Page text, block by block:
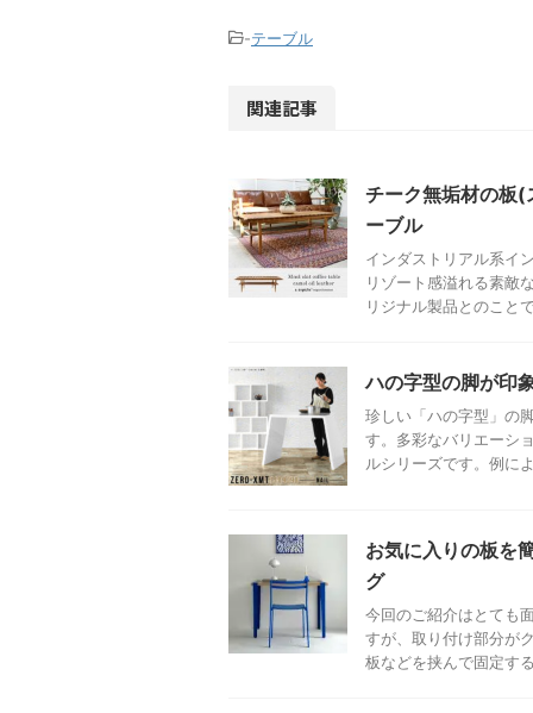
-テーブル
関連記事
チーク無垢材の板(
ーブル
インダストリアル系イ
リゾート感溢れる素敵
リジナル製品とのこと
ハの字型の脚が印
珍しい「ハの字型」の
す。多彩なバリエーシ
ルシリーズです。例に
お気に入りの板を
グ
今回のご紹介はとても
すが、取り付け部分が
板などを挟んで固定す